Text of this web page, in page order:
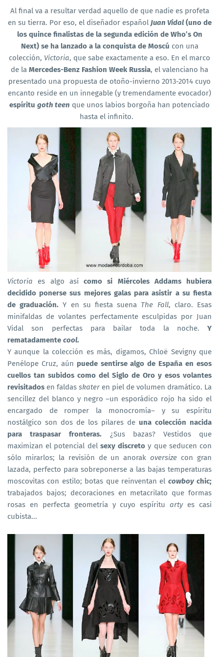
Al final va a resultar verdad aquello de que nadie es profeta
en su tierra. Por eso, el diseñador español Juan Vidal(uno de
los quince finalistas de la segunda edición de Who’s On
Next) se ha lanzado a la conquista de Moscú con una
colección, Victoria, que sabe exactamente a eso. En el marco
de la Mercedes-Benz Fashion Week Russia, el valenciano ha
presentado una propuesta de otoño-invierno 2013-2014 cuyo
encanto reside en un innegable (y tremendamente evocador)
espíritu goth teen que unos labios borgoña han potenciado
hasta el infinito.
Victoria es algo así como si Miércoles Addams hubiera
decidido ponerse sus mejores galas para asistir a su fiesta
de graduación. Y en su fiesta suena The Fall, claro. Esas
minifaldas de volantes perfectamente esculpidas por Juan
Vidal son perfectas para bailar toda la noche. Y
rematadamente cool.
Y aunque la colección es más, digamos, Chloë Sevigny que
Penélope Cruz, aún puede sentirse algo de España en esos
cuellos tan subidos como del Siglo de Oro y esos volantes
revisitados en faldas skater en piel de volumen dramático. La
sencillez del blanco y negro –un esporádico rojo ha sido el
encargado de romper la monocromía– y su espíritu
nostálgico son dos de los pilares de una colección nacida
para traspasar fronteras. ¿Sus bazas? Vestidos que
maximizan el potencial del sexy discreto y que seducen con
sólo mirarlos; la revisión de un anorakoversize con gran
lazada, perfecto para sobreponerse a las bajas temperaturas
moscovitas con estilo; botas que reinventan el cowboychic;
trabajados bajos; decoraciones en metacrilato que formas
rosas en perfecta geometría y cuyo espírituartyes casi
cubista...